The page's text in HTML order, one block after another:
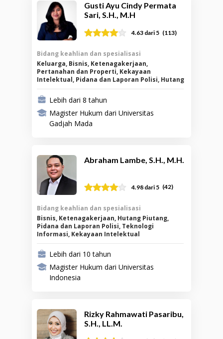
Gusti Ayu Cindy Permata
Sari, S.H., M.H
4.63 dari 5 (113)
Bidang keahlian dan spesialisasi
Keluarga, Bisnis, Ketenagakerjaan,
Pertanahan dan Properti, Kekayaan
Intelektual, Pidana dan Laporan Polisi, Hutang
Piutang
Lebih dari 8 tahun
Magister Hukum dari Universitas
Gadjah Mada
Abraham Lambe, S.H., M.H.
4.98 dari 5 (42)
Bidang keahlian dan spesialisasi
Bisnis, Ketenagakerjaan, Hutang Piutang,
Pidana dan Laporan Polisi, Teknologi
Informasi, Kekayaan Intelektual
Lebih dari 10 tahun
Magister Hukum dari Universitas
Indonesia
Rizky Rahmawati Pasaribu,
S.H., LL.M.